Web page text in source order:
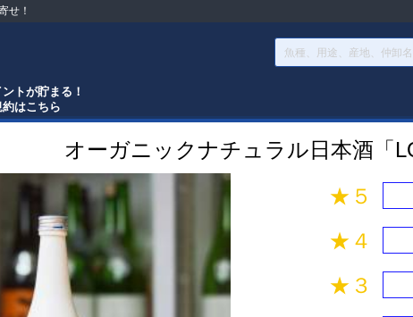
せ！
トが貯まる！
はこちら
オーガニックナチュラル日本酒「
★５
★４
★３